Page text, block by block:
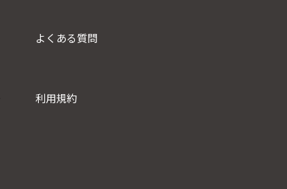
よくある質問
利用規約